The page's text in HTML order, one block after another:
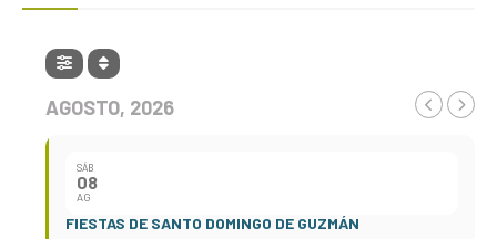
AGOSTO, 2026
SÁB
08
AG
FIESTAS DE SANTO DOMINGO DE GUZMÁN